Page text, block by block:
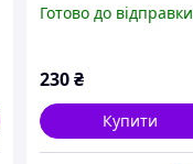
кутом
Готово до відправки
230 ₴
Купити